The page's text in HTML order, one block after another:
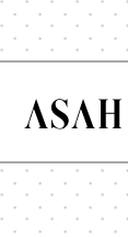
ABOUT US